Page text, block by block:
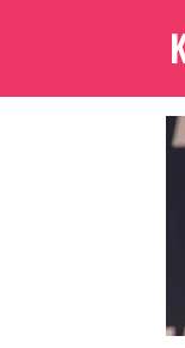
Emne: